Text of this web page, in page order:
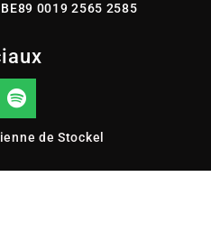
0019 2565 2585
de Stockel